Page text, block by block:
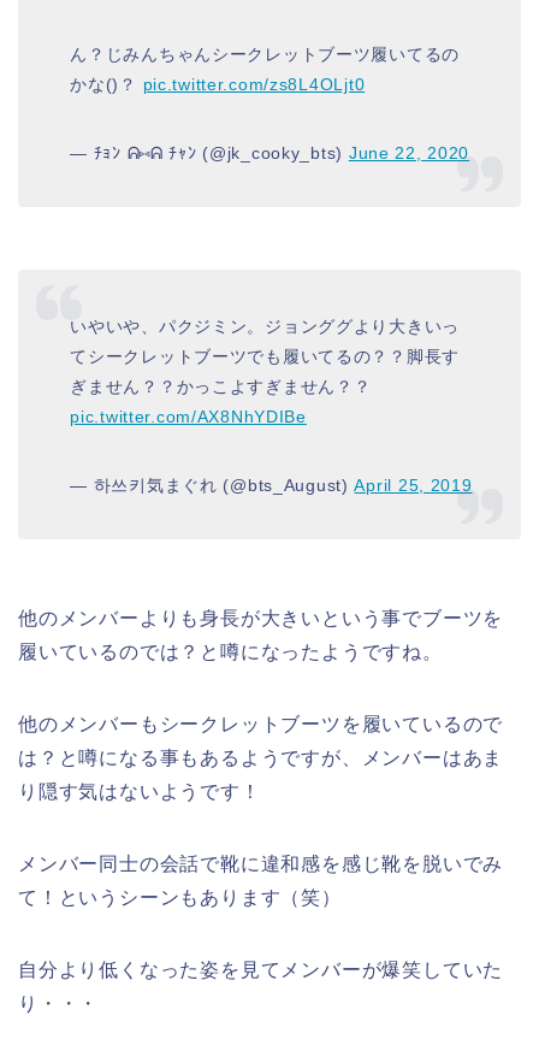
ん？じみんちゃんシークレットブーツ履いてるの
かな()？ pic.twitter.com/zs8L4OLjt0
— ﾁｮﾝ ᕱ⑅ᕱ ﾁｬﾝ (@jk_cooky_bts) June 22, 2020
いやいや、パクジミン。ジョンググより大きいっ
てシークレットブーツでも履いてるの？？脚長す
ぎません？？かっこよすぎません？？
pic.twitter.com/AX8NhYDIBe
— 하쓰키気まぐれ (@bts_August)April 25, 2019
他のメンバーよりも身長が大きいという事でブーツを
履いているのでは？と噂になったようですね。
他のメンバーもシークレットブーツを履いているので
は？と噂になる事もあるようですが、メンバーはあま
り隠す気はないようです！
メンバー同士の会話で靴に違和感を感じ靴を脱いでみ
て！というシーンもあります（笑）
自分より低くなった姿を見てメンバーが爆笑していた
り・・・